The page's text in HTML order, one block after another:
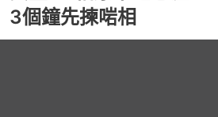
3個鐘先揀啱相